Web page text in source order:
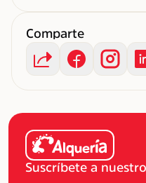
Comparte
Suscríbete a